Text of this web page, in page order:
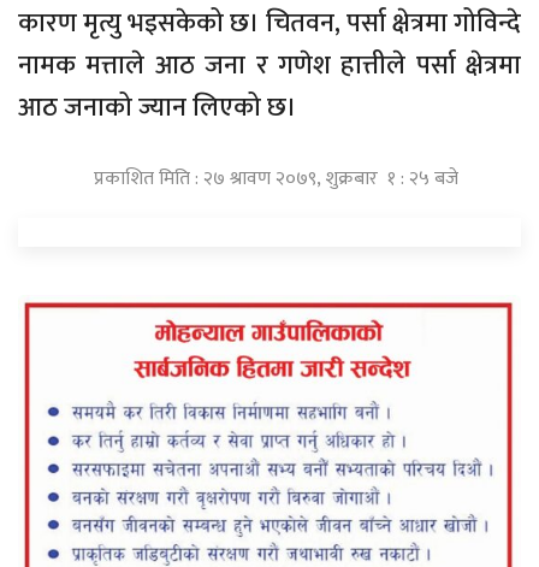
कारण मृत्यु भइसकेको छ। चितवन, पर्सा क्षेत्रमा गोविन्दे
नामक मत्ताले आठ जना र गणेश हात्तीले पर्सा क्षेत्रमा
आठ जनाको ज्यान लिएको छ।
प्रकाशित मिति : २७ श्रावण २०७९, शुक्रबार १ : २५ बजे